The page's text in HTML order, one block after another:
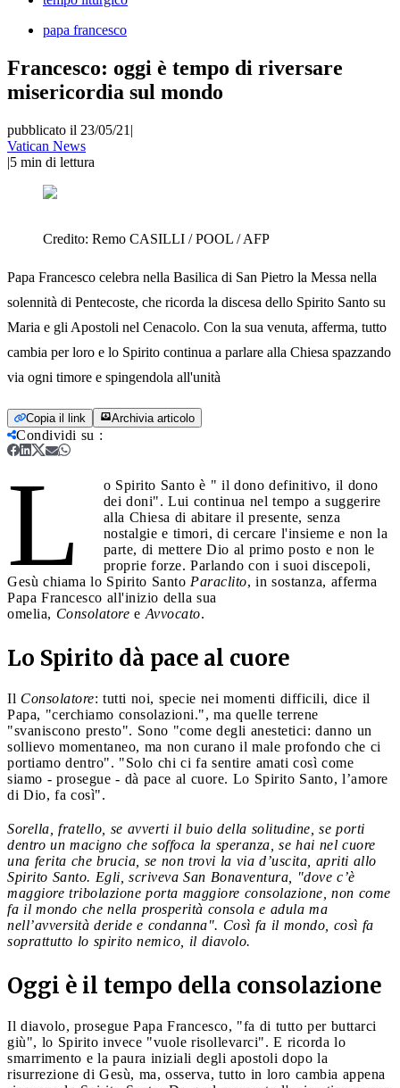
papa francesco
Francesco: oggi è tempo di riversare
misericordia sul mondo
pubblicato il 23/05/21 |
Vatican News
|5 min di lettura
Credito: Remo CASILLI / POOL / AFP
Papa Francesco celebra nella Basilica di San Pietro la Messa nella
solennità di Pentecoste, che ricorda la discesa dello Spirito Santo su
Maria e gli Apostoli nel Cenacolo. Con la sua venuta, afferma, tutto
cambia per loro e lo Spirito continua a parlare alla Chiesa spazzando
via ogni timore e spingendola all'unità
Copia il link Archivia articolo
Condividi su :
L
o Spirito Santo è " il dono definitivo, il dono
dei doni". Lui continua nel tempo a suggerire
alla Chiesa di abitare il presente, senza
nostalgie e timori, di cercare l'insieme e non la
parte, di mettere Dio al primo posto e non le
proprie forze. Parlando con i suoi discepoli,
Gesù chiama lo Spirito Santo Paraclito, in sostanza, afferma
Papa Francesco all'inizio della sua
omelia, Consolatore e Avvocato.
Lo Spirito dà pace al cuore
Il Consolatore: tutti noi, specie nei momenti difficili, dice il
Papa, "cerchiamo consolazioni.", ma quelle terrene
"svaniscono presto". Sono "come degli anestetici: danno un
sollievo momentaneo, ma non curano il male profondo che ci
portiamo dentro". "Solo chi ci fa sentire amati così come
siamo - prosegue - dà pace al cuore. Lo Spirito Santo, l’amore
di Dio, fa così".
Sorella, fratello, se avverti il buio della solitudine, se porti
dentro un macigno che soffoca la speranza, se hai nel cuore
una ferita che brucia, se non trovi la via d’uscita, apriti allo
Spirito Santo. Egli, scriveva San Bonaventura, "dove c’è
maggiore tribolazione porta maggiore consolazione, non come
fa il mondo che nella prosperità consola e adula ma
nell’avversità deride e condanna". Così fa il mondo, così fa
soprattutto lo spirito nemico, il diavolo.
Oggi è il tempo della consolazione
Il diavolo, prosegue Papa Francesco, "fa di tutto per buttarci
giù", lo Spirito invece "vuole risollevarci". E ricorda lo
smarrimento e la paura iniziali degli apostoli dopo la
risurrezione di Gesù, ma, osserva, tutto in loro cambia appena